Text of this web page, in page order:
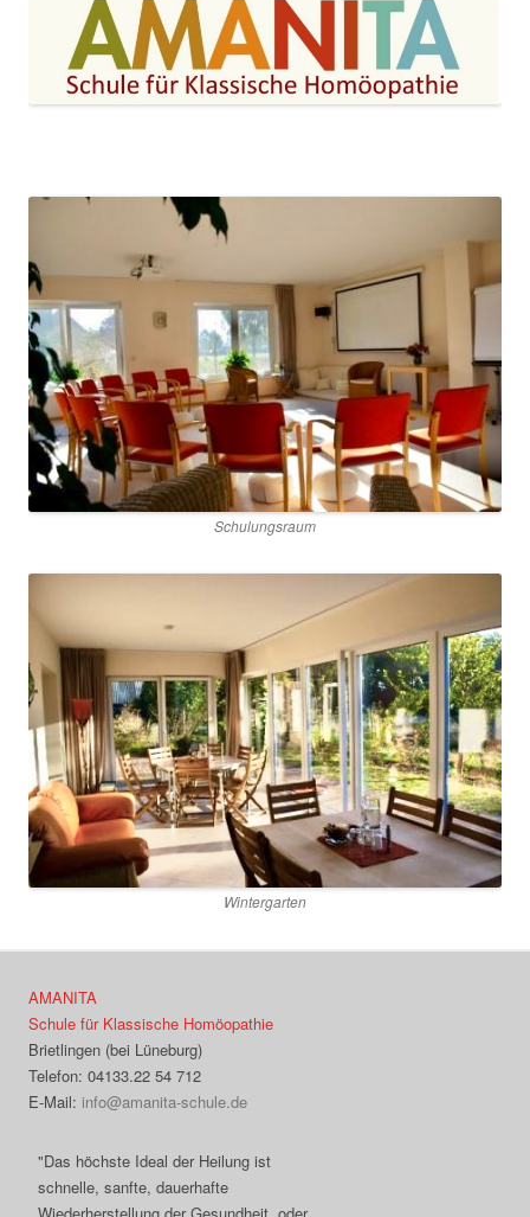
Schulungsraum
Wintergarten
AMANITA
Schule für Klassische Homöopathie
Brietlingen (bei Lüneburg)
Telefon: 04133.22 54 712
E-Mail: info@amanita-schule.de
"Das höchste Ideal der Heilung ist
schnelle, sanfte, dauerhafte